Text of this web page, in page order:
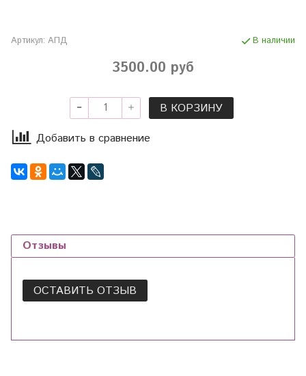
Артикул: АПД В наличии
3500.00 руб
В КОРЗИНУ
Добавить в сравнение
Отзывы
ОСТАВИТЬ ОТЗЫВ